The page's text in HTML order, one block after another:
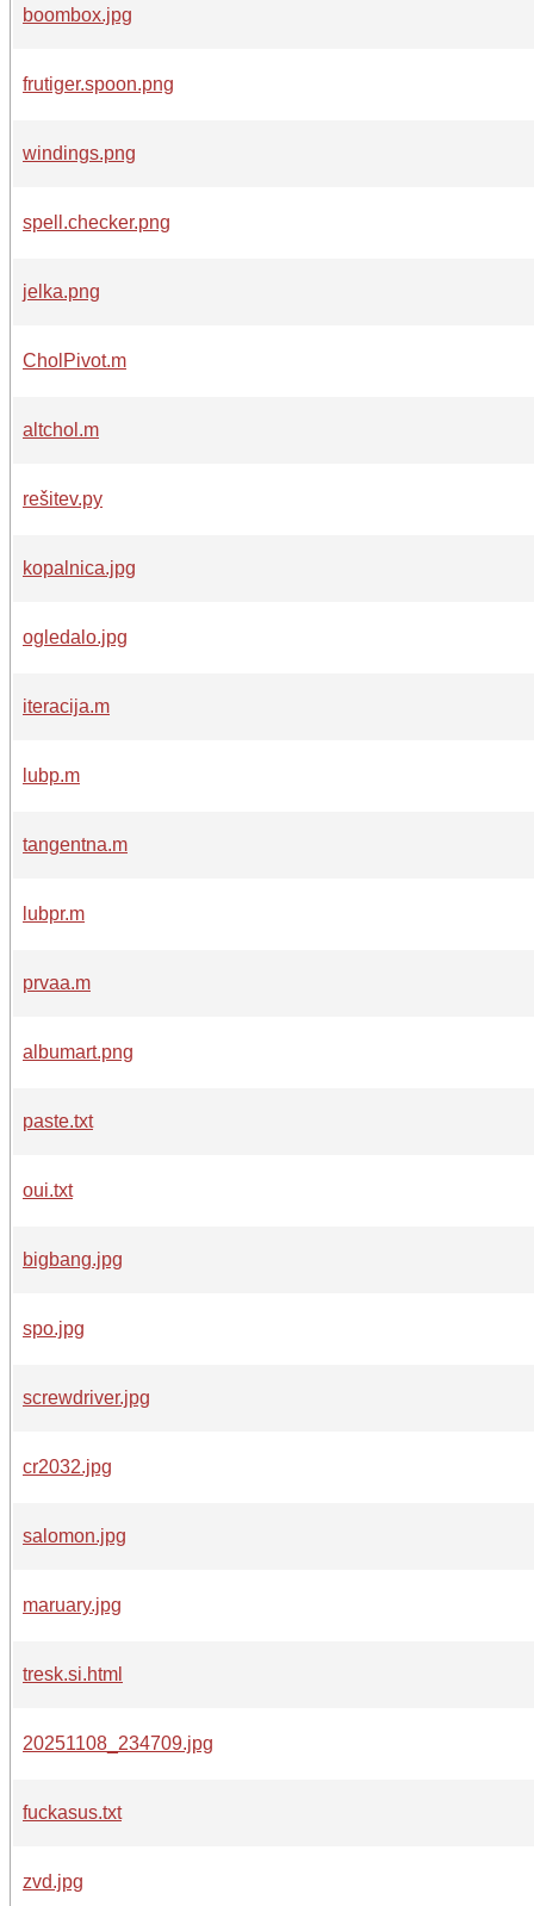
boombox.jpg
frutiger.spoon.png
windings.png
spell.checker.png
jelka.png
CholPivot.m
altchol.m
rešitev.py
kopalnica.jpg
ogledalo.jpg
iteracija.m
lubp.m
tangentna.m
lubpr.m
prvaa.m
albumart.png
paste.txt
oui.txt
bigbang.jpg
spo.jpg
screwdriver.jpg
cr2032.jpg
salomon.jpg
maruary.jpg
tresk.si.html
20251108_234709.jpg
fuckasus.txt
zvd.jpg